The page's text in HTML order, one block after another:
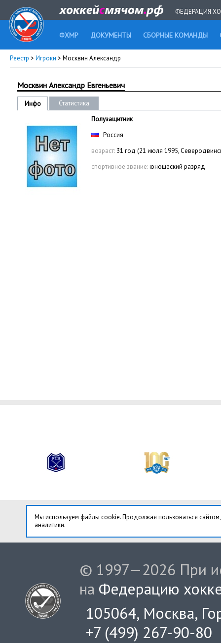
ФЕДЕРАЦИЯ
ФХМР ДОКУМЕНТЫ СБОРНЫЕ КОМАНДЫ
Реестр > Игроки > Москвин Александр
Москвин Александр Евгеньевич
Инфо
Статистика
Полузащитник
Россия
возраст: 31 год (21 июля 1995,
спортивное звание:юношеский разряд
Мы используем файлы cookie. Продолжая пользоваться
аналитики.
© 1997—2026 При
на Федерацию
105064, Москва,
+7 (499) 267-90-80